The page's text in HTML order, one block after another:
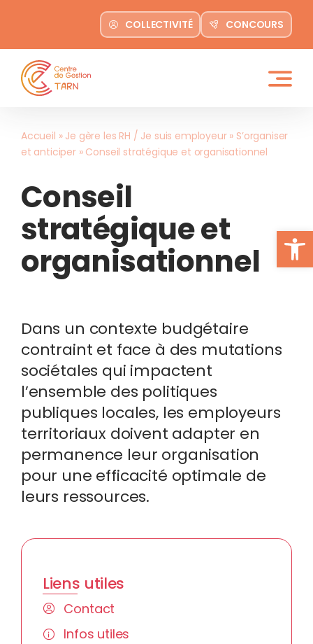
Ouvrir
contenu
COLLECTIVITÉ CONCOURS
Accueil » Je gère les RH / Je suis employeur» S’organiser
et anticiper» Conseil stratégique et organisationnel
Conseil
stratégique et
organisationnel
Dans un contexte budgétaire
contraint et face à des mutations
sociétales qui impactent
l’ensemble des politiques
publiques locales, les employeurs
territoriaux doivent adapter en
permanence leur organisation
pour une efficacité optimale de
leurs ressources.
Liens utiles
Contact
Infos utiles